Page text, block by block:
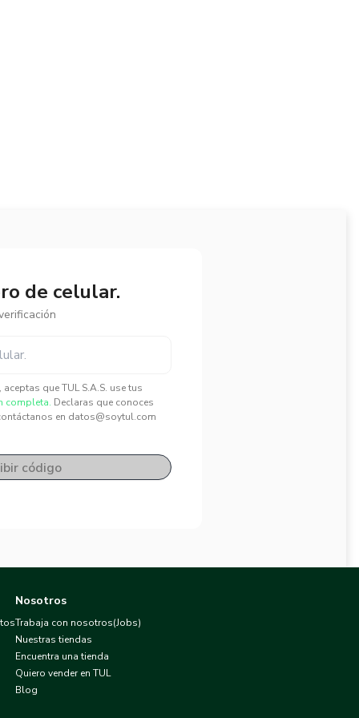
de celular.
que TUL S.A.S. use tus
completa. Declaras que conoces
en datos@soytul.com
código
Nosotros
Trabaja con nosotros(Jobs)
Nuestras tiendas
Encuentra una tienda
Quiero vender en TUL
Blog